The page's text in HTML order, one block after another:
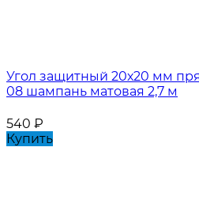
Угол защитный 20х20 мм
08 шампань матовая 2,7 м
540 ₽
Купить